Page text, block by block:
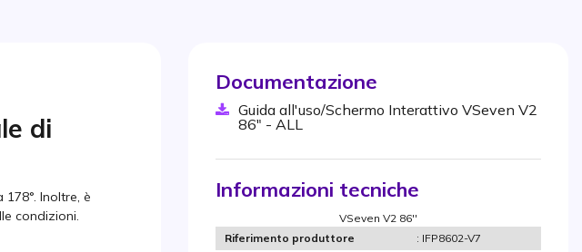
di
Inoltre, è
condizioni.
Documentazione
Guida all'uso/Schermo Interattivo VSeven V2
86" - ALL
Informazioni tecniche
VSeven V2 86''
Riferimento produttore
: IFP8602-V7